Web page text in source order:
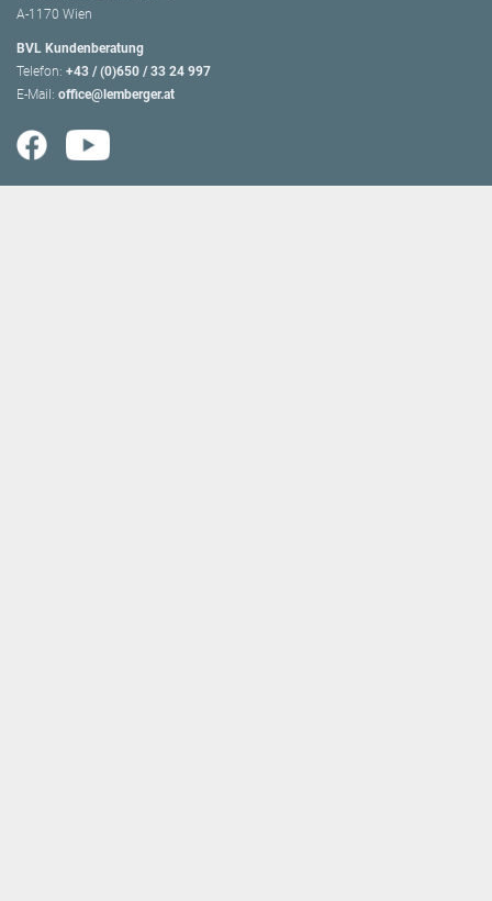
A-1170 Wien
BVL Kundenberatung
Telefon: +43 / (0)650 / 33 24 997
E-Mail: office@lemberger.at